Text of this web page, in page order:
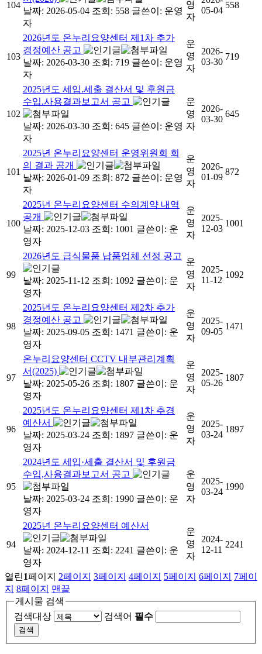
104
날짜: 2026-05-04 조회: 558 글쓴이: 운영
자
영
자
05-04
558
103
2026년도 온누리요양센터 제1차 추가
경정예산 공고
날짜: 2026-03-30 조회: 719 글쓴이: 운영
자
운
영
자
2026-
03-30
719
102
2025년도 세입.세출 결산서 및 후원금
수입.사용결과보고서 공고
날짜: 2026-03-30 조회: 645 글쓴이: 운영
자
운
영
자
2026-
03-30
645
101
2025년 온누리요양센터 운영위원회 회
의 결과 공개
날짜: 2026-01-09 조회: 872 글쓴이: 운영
자
운
영
자
2026-
01-09
872
100
2025년 온누리요양센터 수의계약 내역
공개
날짜: 2025-12-03 조회: 1001 글쓴이: 운
영자
운
영
자
2025-
12-03
1001
99
2026년도 급식물품 납품업체 선정 공고
날짜: 2025-11-12 조회: 1092 글쓴이: 운
영자
운
영
자
2025-
11-12
1092
98
2025년도 온누리요양센터 제2차 추가
경정예산 공고
날짜: 2025-09-05 조회: 1471 글쓴이: 운
영자
운
영
자
2025-
09-05
1471
97
온누리요양센터 CCTV 내부관리계획
서(2025)
날짜: 2025-05-26 조회: 1807 글쓴이: 운
영자
운
영
자
2025-
05-26
1807
96
2025년도 온누리요양센터 제1차 추경
예산서
날짜: 2025-03-24 조회: 1897 글쓴이: 운
영자
운
영
자
2025-
03-24
1897
95
2024년도 세입·세출 결산서 및 후원금
수입,사용결과보고서 공고
날짜: 2025-03-24 조회: 1990 글쓴이: 운
영자
운
영
자
2025-
03-24
1990
94
2025년 온누리요양센터 예산서
날짜: 2024-12-11 조회: 2241 글쓴이: 운
영자
운
영
자
2024-
12-11
2241
열린1페이지 2페이지 3페이지 4페이지 5페이지 6페이지 7페이
지 8페이지
맨끝
게시물 검색
검색대상
검색어 필수